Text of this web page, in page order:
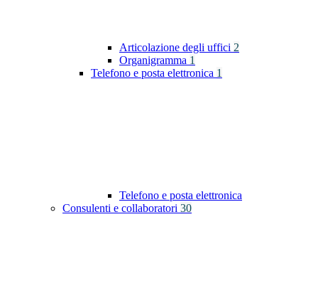
Articolazione degli uffici 2
Organigramma 1
Telefono e posta elettronica 1
Telefono e posta elettronica
Consulenti e collaboratori 30